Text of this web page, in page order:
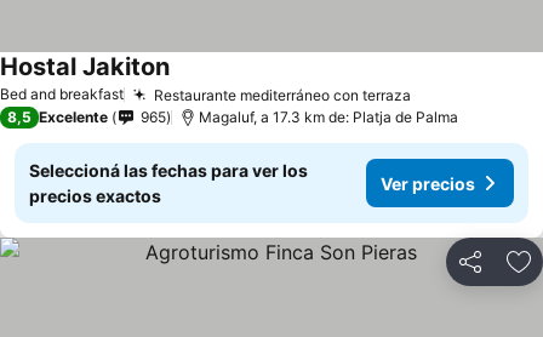
Bed and breakfast Restaurante mediterráneo con terraza
Hostal Jakiton
8,5 Excelente 965 Magaluf, a 17.3 km de: Platja de Palma
Seleccioná las fechas para ver los
precios exactos
Ver precios
Compartir